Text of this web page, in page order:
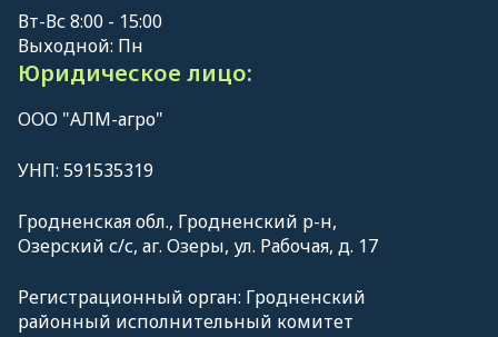
Вт-Вс 8:00 - 15:00
Выходной: Пн
Юридическое лицо:
ООО "АЛМ-агро"
УНП: 591535319
Гродненская обл., Гродненский р-н,
Озерский с/с, аг. Озеры, ул. Рабочая, д. 17
Регистрационный орган: Гродненский
районный исполнительный комитет